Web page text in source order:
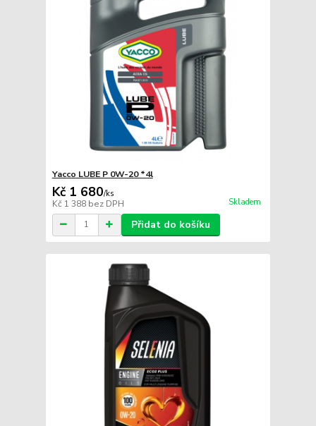
Yacco LUBE P 0W-20 *4l
Kč 1 680/ks
Kč 1 388 bez DPH Skladem
Přidat do košíku